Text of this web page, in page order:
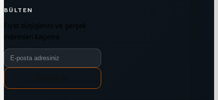
BÜLTEN
Fiyat düşüşlerini ve gerçek
indirimleri kaçırma.
Bülten e-posta adresiniz